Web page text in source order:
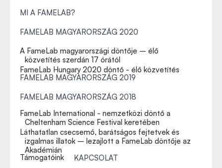
MI A FAMELAB?
FAMELAB MAGYARORSZÁG 2020
A FameLab magyarországi döntője – élő
közvetítés szerdán 17 órától
FameLab Hungary 2020 döntő - élő közvetítés
FAMELAB MAGYARORSZÁG 2019
FAMELAB MAGYARORSZÁG 2018
FameLab International - nemzetközi döntő a
Cheltenham Science Festival keretében
Láthatatlan csecsemő, barátságos fejtetvek és
izgalmas illatok – lezajlott a FameLab döntője az
Akadémián
Támogatóink KAPCSOLAT